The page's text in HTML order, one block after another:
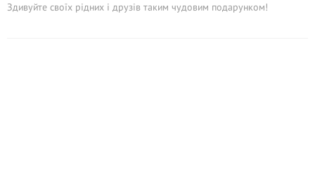
Здивуйте своїх рідних і друзів таким чудовим подарунком!